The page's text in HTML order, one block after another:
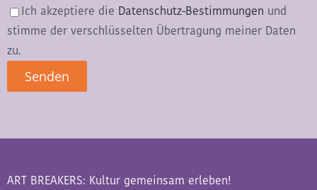
Ich akzeptiere die Datenschutz-Bestimmungen und
stimme der verschlüsselten Übertragung meiner Daten
zu.
ART BREAKERS: Kultur gemeinsam erleben!